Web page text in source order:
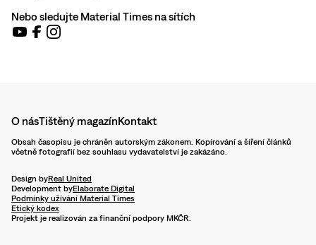
Nebo sledujte Material Times na sítích
O násTištěný magazínKontakt
Obsah časopisu je chráněn autorským zákonem. Kopírování a šíření článků
včetně fotografií bez souhlasu vydavatelství je zakázáno.
Design byReal United
Development byElaborate Digital
Podmínky užívání Material Times
Etický kodex
Projekt je realizován za finanční podpory MKČR.